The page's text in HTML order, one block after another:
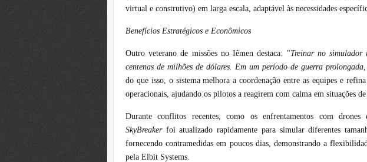
virtual e construtivo) em larga escala, adaptável às necessidades
Benefícios Estratégicos e Econômicos
Outro veterano de missões no Iêmen destaca: "Treinar no simulador
centenas de milhões de dólares. Em um período de guerra
do que isso, o sistema melhora a coordenação entre as equipes e
operacionais, ajudando os pilotos a reagirem com calma em situações
Durante conflitos recentes, como os enfrentamentos com
SkyBreakerfoi atualizado rapidamente para simular diferentes
fornecendo contramedidas em poucos dias, demonstrando a
pela Elbit Systems.